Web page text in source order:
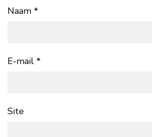
Naam *
E-mail *
Site